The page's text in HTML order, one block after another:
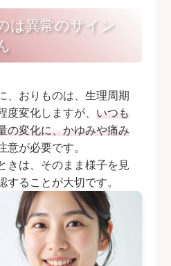
は異常のサイン
、おりものは、生理周期
度変化しますが、 いつも
の変化に、かゆみや痛み
意が必要です。
きは、そのまま様子を見
することが大切です。